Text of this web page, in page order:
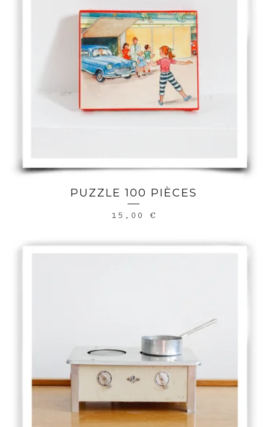
PUZZLE 100 PIÈCES
15,00 €